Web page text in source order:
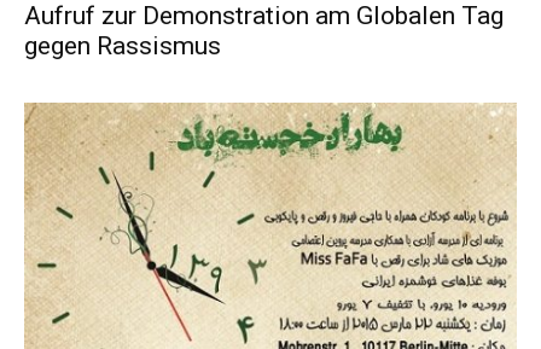
Aufruf zur Demonstration am Globalen Tag
gegen Rassismus